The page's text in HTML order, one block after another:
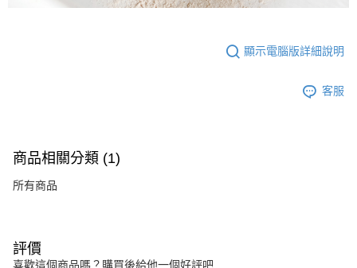
顯示電腦版詳細說明
客服
商品相關分類 (1)
所有商品
評價
喜歡這個商品嗎？購買後給他一個好評吧